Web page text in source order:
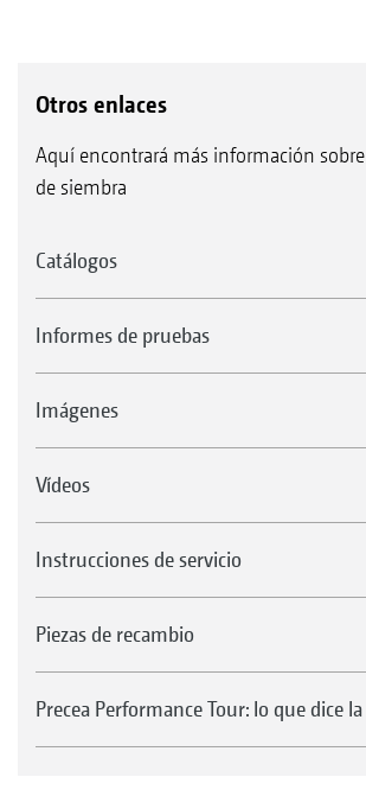
Otros enlaces
Aquí encontrará más información
de siembra
Catálogos
Informes de pruebas
Imágenes
Vídeos
Instrucciones de servicio
Piezas de recambio
Precea Performance Tour: lo que dice